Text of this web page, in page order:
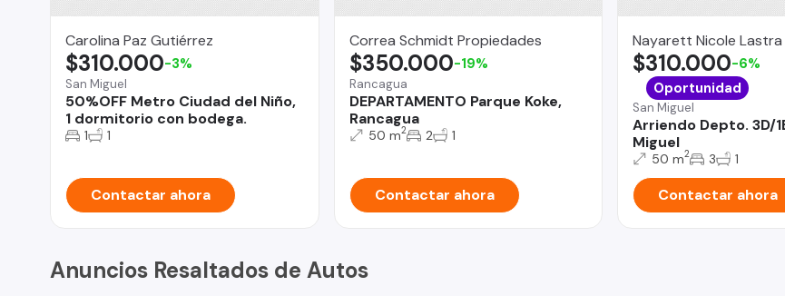
Carolina Paz Gutiérrez
San Miguel
50%OFF Metro Ciudad del Niño,
1 dormitorio con bodega.
$310.000-3%
1 1
Contactar ahora
Correa Schmidt Propiedades
Rancagua
DEPARTAMENTO Parque Koke,
Rancagua
$350.000-19%
50 m2 2 1
Contactar ahora
Nayarett Nicole Lastra
San Miguel
Arriendo Depto. 3D/
Miguel
$310.000-6%
Oportunidad
50 m2 3 1
Contactar ahora
Anuncios Resaltados de Autos